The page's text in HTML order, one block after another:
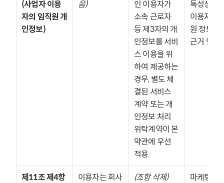
(사업자 이용
자의 임직원 개
인정보)
음)
인 이용자가
소속 근로자
등 제3자의 개
인정보를 서비
스 이용을 위
하여 제공하는
경우, 별도 체
결된 서비스
계약 또는 개
인정보 처리
위탁계약이 본
약관에 우선
적용
특성상 사
이용자의
원 정보 처
근거 명확
제11조 제4항
이용자는 회사
(조항 삭제)
마케팅 정